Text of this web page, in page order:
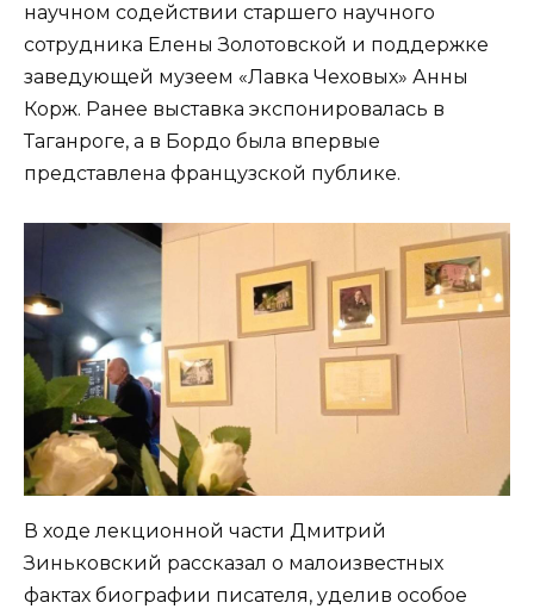
научном содействии старшего научного
сотрудника Елены Золотовской и поддержке
заведующей музеем «Лавка Чеховых» Анны
Корж. Ранее выставка экспонировалась в
Таганроге, а в Бордо была впервые
представлена французской публике.
В ходе лекционной части Дмитрий
Зиньковский рассказал о малоизвестных
фактах биографии писателя, уделив особое